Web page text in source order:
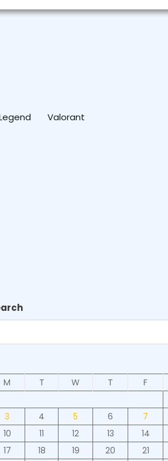
Valorant
M T W T F
3
4 5 6 7
10
11 12 13 14
17
18 19 20 21